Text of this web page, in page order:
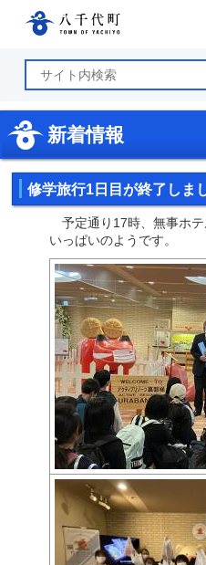
新着情報
修学旅行1日目が終了しま
予定通り17時、無事ホテ
いっぱいのようです。